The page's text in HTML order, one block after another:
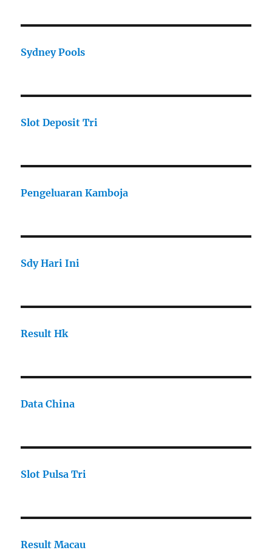
Sydney Pools
Slot Deposit Tri
Pengeluaran Kamboja
Sdy Hari Ini
Result Hk
Data China
Slot Pulsa Tri
Result Macau